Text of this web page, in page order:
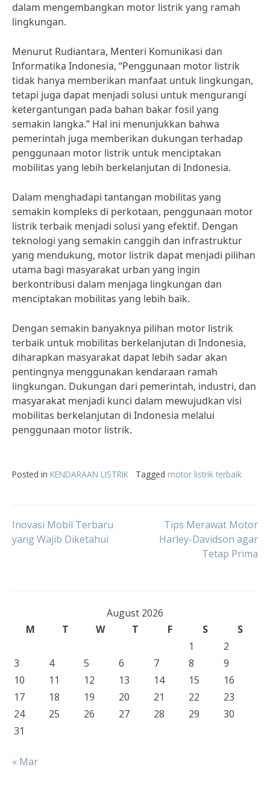
dalam mengembangkan motor listrik yang ramah
lingkungan.
Menurut Rudiantara, Menteri Komunikasi dan
Informatika Indonesia, “Penggunaan motor listrik
tidak hanya memberikan manfaat untuk lingkungan,
tetapi juga dapat menjadi solusi untuk mengurangi
ketergantungan pada bahan bakar fosil yang
semakin langka.” Hal ini menunjukkan bahwa
pemerintah juga memberikan dukungan terhadap
penggunaan motor listrik untuk menciptakan
mobilitas yang lebih berkelanjutan di Indonesia.
Dalam menghadapi tantangan mobilitas yang
semakin kompleks di perkotaan, penggunaan motor
listrik terbaik menjadi solusi yang efektif. Dengan
teknologi yang semakin canggih dan infrastruktur
yang mendukung, motor listrik dapat menjadi pilihan
utama bagi masyarakat urban yang ingin
berkontribusi dalam menjaga lingkungan dan
menciptakan mobilitas yang lebih baik.
Dengan semakin banyaknya pilihan motor listrik
terbaik untuk mobilitas berkelanjutan di Indonesia,
diharapkan masyarakat dapat lebih sadar akan
pentingnya menggunakan kendaraan ramah
lingkungan. Dukungan dari pemerintah, industri, dan
masyarakat menjadi kunci dalam mewujudkan visi
mobilitas berkelanjutan di Indonesia melalui
penggunaan motor listrik.
Posted in KENDARAAN LISTRIK Tagged motor listrik terbaik
Post
Inovasi Mobil Terbaru
yang Wajib Diketahui
Tips Merawat Motor
Harley-Davidson agar
Tetap Prima
August 2026
M
T W T F S
S
1
2
3
4 5 6 7 8
9
10
11 12 13 14 15
16
17
18 19 20 21 22
23
24
25 26 27 28 29
30
31
« Mar